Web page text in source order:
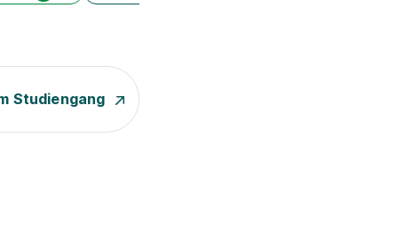
Studiengang